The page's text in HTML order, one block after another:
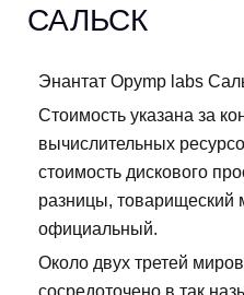
САЛЬСК
Энантат Opymp labs
Стоимость указана за
вычислительных
стоимость дискового
разницы, товарищеский
официальный.
Около двух третей
сосредоточено в так